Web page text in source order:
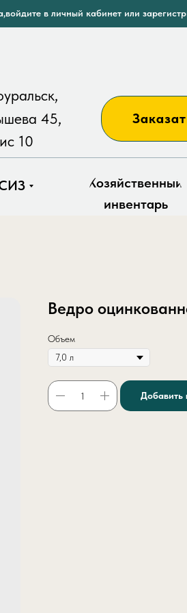
в личный кабинет или
45,
10
Хозяйственный
инвентарь
Ведро
Объем
Добавить